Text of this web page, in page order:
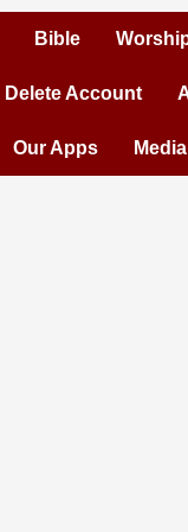
Bible
Delete Account
Our Apps